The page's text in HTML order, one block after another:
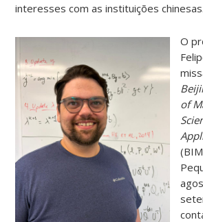
interesses com as instituições chinesas.
O
of